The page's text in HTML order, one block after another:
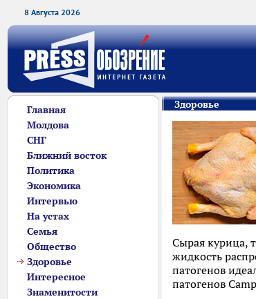
8 Августа 2026
Главная
Молдова
СНГ
Ближний восток
Политика
Экономика
Интервью
На устах
Семья
Общество
Здоровье
Интересное
Знаменитости
Здоровье
Сырая курица,
жидкость
патогенов
патогенов